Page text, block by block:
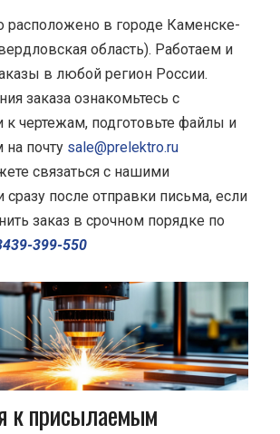
расположено в городе Каменске-
область). Работаем и
в любой регион России.
заказа ознакомьтесь с
к чертежам, подготовьте файлы и
на почту sale@prelektro.ru
связаться с нашими
после отправки письма, если
заказ в срочном порядке по
399-550
к присылаемым